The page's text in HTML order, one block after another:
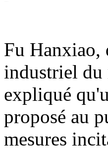
Fu Hanxiao,
industriel du
expliqué
proposé au
mesures